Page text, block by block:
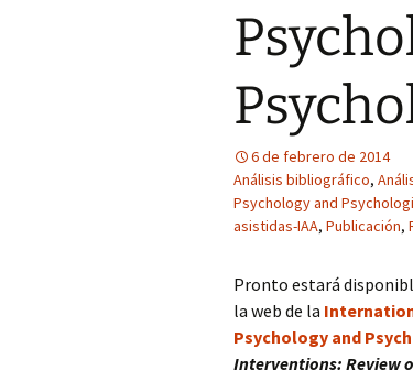
6 de febrero de 2014
Análisis bibliográfico,
Psychology and
asistidas-IAA, Publicación,
Pronto estará
la web de la
Psychology and
Interventions: Review